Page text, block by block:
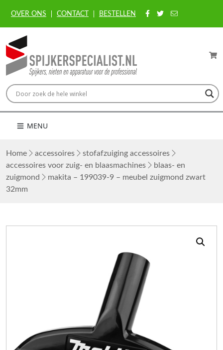
OVER ONS CONTACT BESTELLEN
MENU
Home accessoires
stofafzuiging accessoires
accessoires voor zuig- en blaasmachines
blaas- en
zuigmond
makita – 199039-9 – meubel zuigmond zwart
32mm